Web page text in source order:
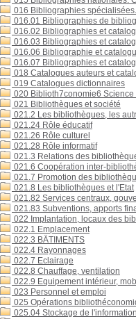
016 Bibliographies
016.01 Bibliographies de
016.02 Bibliographies et
016.03 Bibliographies et
016.06 Bibliographie et
016.07 Bibliographies et
018 Catalogues auteurs et
019 Catalogues dictionnaires
020 Biblioth7conomie6
021 Bibliothèques et société
021.2 Les bibliothèques, les
021.24 Rôle éducatif
021.26 Rôle culturel
021.28 Rôle informatif
021.3 Relations des
021.6 Coopération inter-
021.7 Promotion des
021.8 Les bibliothèques et l'Etat
021.82 Services centraux,
021.83 Subventions, apports
022 Implantation, locaux des
022.1 Emplacement
022.3 BÄTIMENTS
022.4 Rayonnages
022.7 Eclairage
022.8 Chauffage, ventilation
022.9 Equipement intérieur,
023 Personnel et emploi
025 Opérations
025.04 Stockage de